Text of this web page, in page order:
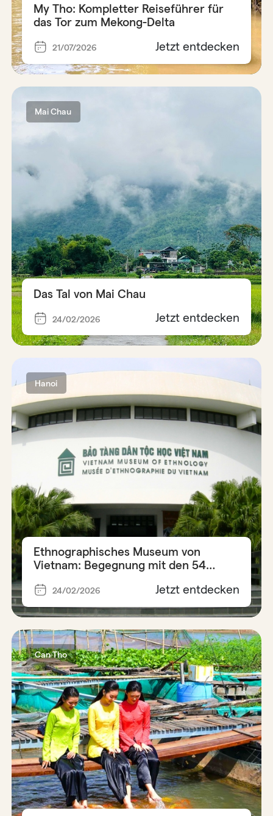
My Tho: Kompletter Reiseführer für
das Tor zum Mekong-Delta
21/07/2026 Jetzt entdecken
Mai Chau
Das Tal von Mai Chau
24/02/2026 Jetzt entdecken
Hanoi
Ethnographisches Museum von
Vietnam: Begegnung mit den 54
24/02/2026 Jetzt entdecken
Can Tho